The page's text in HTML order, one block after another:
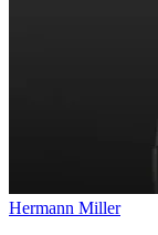
Hermann Miller